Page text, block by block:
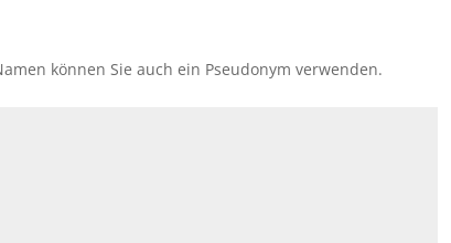
können Sie auch ein Pseudonym verwenden.